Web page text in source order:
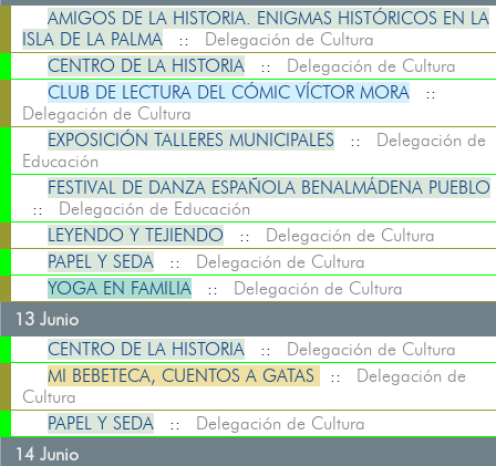
AMIGOS DE LA HISTORIA. ENIGMAS HISTÓRICOS EN LA
ISLA DE LA PALMA :: Delegación de Cultura
CENTRO DE LA HISTORIA :: Delegación de Cultura
CLUB DE LECTURA DEL CÓMIC VÍCTOR MORA ::
Delegación de Cultura
EXPOSICIÓN TALLERES MUNICIPALES :: Delegación de
Educación
FESTIVAL DE DANZA ESPAÑOLA BENALMÁDENA PUEBLO
:: Delegación de Educación
LEYENDO Y TEJIENDO :: Delegación de Cultura
PAPEL Y SEDA :: Delegación de Cultura
YOGA EN FAMILIA :: Delegación de Cultura
13 Junio
CENTRO DE LA HISTORIA :: Delegación de Cultura
MI BEBETECA, CUENTOS A GATAS
:: Delegación de
Cultura
PAPEL Y SEDA :: Delegación de Cultura
14 Junio